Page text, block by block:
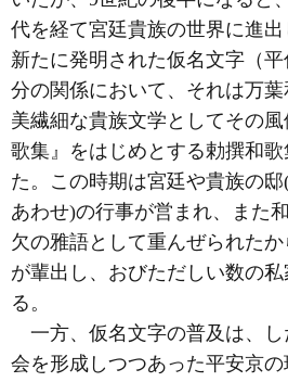
代を経て宮廷貴族の世界に進出
新たに発明された仮名文字（
分の関係において、それは万
美繊細な貴族文学としてその
歌集』をはじめとする勅撰和
た。この時期は宮廷や貴族の
あわせ)の行事が営まれ、また
欠の雅語として重んぜられた
が輩出し、おびただしい数の
る。
一方、仮名文字の普及は、し
会を形成しつつあった平安京